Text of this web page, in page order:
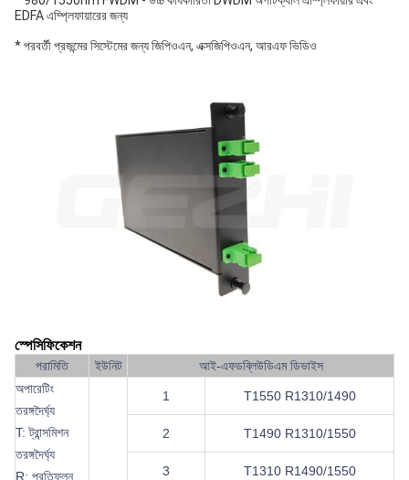
EDFA এম্প্লিফায়ারের জন্য
* পরবর্তী প্রজন্মের সিস্টেমের জন্য জিপিওএন, এক্সজিপিওএন, আরএফ ভিডিও
স্পেসিফিকেশন
পরামিতি ইউনিট
আই-এফডব্লিউডিএম ডিভাইস
অপারেটিং
তরঙ্গদৈর্ঘ্য
T: ট্রান্সমিশন
তরঙ্গদৈর্ঘ্য
R: প্রতিফলন
1 T1550 R1310/1490
2 T1490 R1310/1550
3 T1310 R1490/1550